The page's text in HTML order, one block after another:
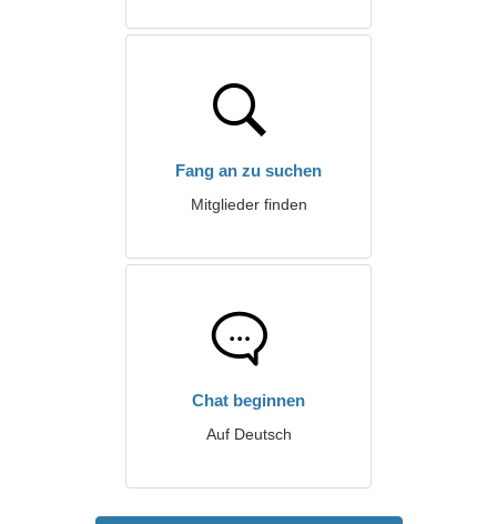
Fang an zu suchen
Mitglieder finden
Chat beginnen
Auf Deutsch